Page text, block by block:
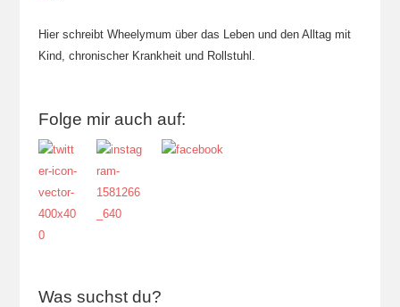
Hier schreibt Wheelymum über das Leben und den Alltag mit
Kind, chronischer Krankheit und Rollstuhl.
Folge mir auch auf:
Was suchst du?